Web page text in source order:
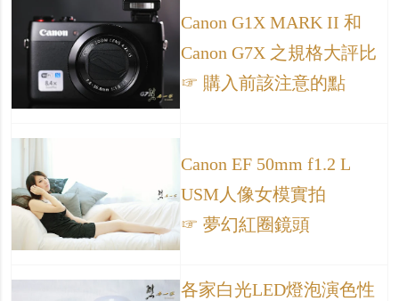
Canon G1X MARK II 和
Canon G7X 之規格大評比
☞ 購入前該注意的點
Canon EF 50mm f1.2 L
USM人像女模實拍
☞ 夢幻紅圈鏡頭
各家白光LED燈泡演色性